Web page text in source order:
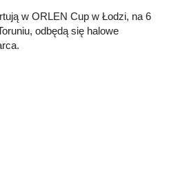
w ORLEN Cup w Łodzi, na 6
odbędą się halowe